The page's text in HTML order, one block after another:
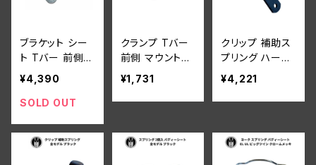
ブラケット シー
ト Tバー 前側
マウント用 ハー
レーダビッドソン
1936-52年 EL
¥4,390
SOLD OUT
クランプ Tバー
前側 マウント用
ハーレーダビッ
ドソン 1933-52
年 全 45 モデル
¥1,731
クリップ 補助ス
プリング ハーレ
ーダビッドソン
全モデル ブラッ
ク 厚みあり
¥4,221